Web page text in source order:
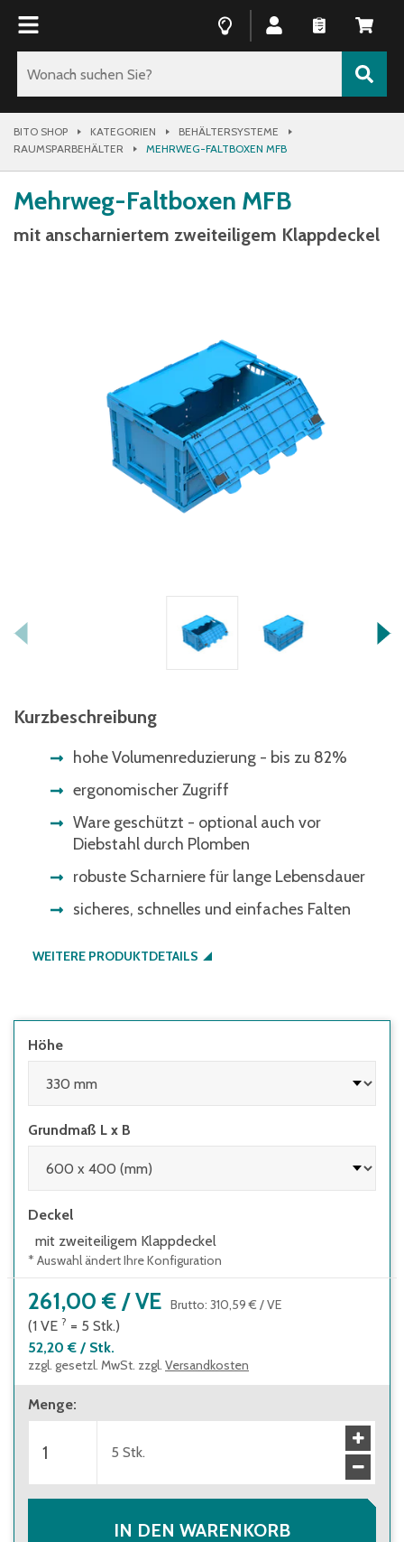
BITO SHOP KATEGORIEN
BEHÄLTERSYSTEME
RAUMSPARBEHÄLTER
MEHRWEG-FALTBOXEN MFB
Mehrweg-Faltboxen MFB
mit anscharniertem zweiteiligem Klappdeckel
Kurzbeschreibung
hohe Volumenreduzierung - bis zu 82%
ergonomischer Zugriff
Ware geschützt - optional auch vor
Diebstahl durch Plomben
robuste Scharniere für lange Lebensdauer
sicheres, schnelles und einfaches Falten
WEITERE PRODUKTDETAILS
Höhe
Grundmaß L x B
Deckel
mit zweiteiligem Klappdeckel
* Auswahl ändert Ihre Konfiguration
261,00 € /VE Brutto: 310,59 € /VE
(1 VE ? = 5 Stk.)
52,20 € / Stk.
zzgl. gesetzl. MwSt. zzgl. Versandkosten
Menge:
5 Stk.
IN DEN WARENKORB